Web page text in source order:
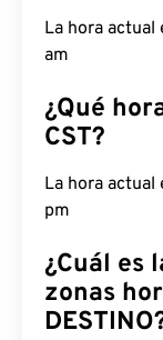
La hora actual
am
¿Qué
CST?
La hora actual
pm
¿Cuál es
zonas